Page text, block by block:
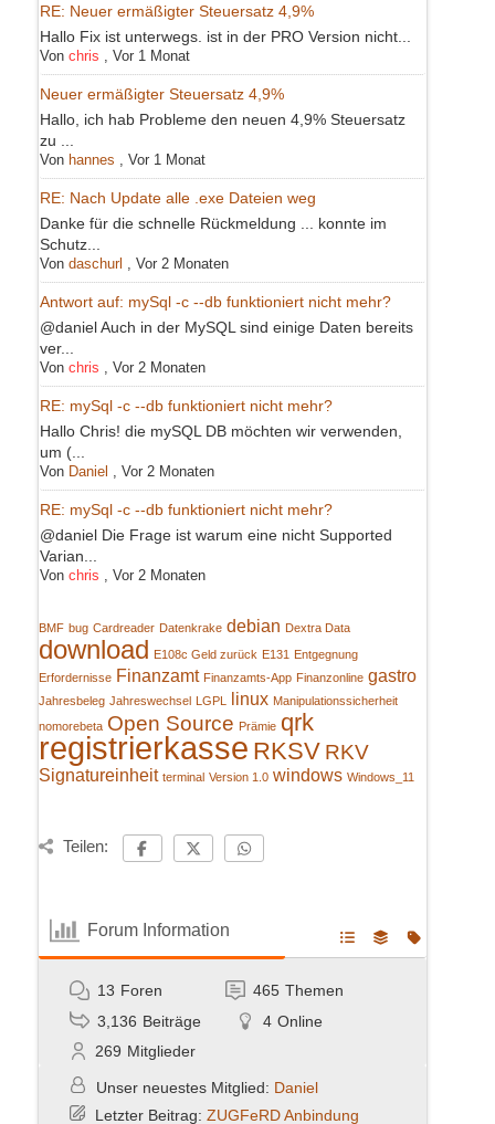
RE: Neuer ermäßigter Steuersatz 4,9%
Hallo Fix ist unterwegs. ist in der PRO Version nicht...
Von chris Vor 1 Monat
Neuer ermäßigter Steuersatz 4,9%
Hallo, ich hab Probleme den neuen 4,9% Steuersatz
zu ...
Von hannes Vor 1 Monat
RE: Nach Update alle .exe Dateien weg
Danke für die schnelle Rückmeldung ... konnte im
Schutz...
Von daschurl Vor 2 Monaten
Antwort auf: mySql -c --db funktioniert nicht mehr?
@daniel Auch in der MySQL sind einige Daten bereits
ver...
Von chris Vor 2 Monaten
RE: mySql -c --db funktioniert nicht mehr?
Hallo Chris! die mySQL DB möchten wir verwenden,
um (...
Von Daniel Vor 2 Monaten
RE: mySql -c --db funktioniert nicht mehr?
@daniel Die Frage ist warum eine nicht Supported
Varian...
Von chris Vor 2 Monaten
BMF bug Cardreader Datenkrake debian Dextra Data
download E108c Geld zurück E131 Entgegnung
Erfordernisse Finanzamt Finanzamts-App Finanzonline gastro
Jahresbeleg Jahreswechsel LGPL linux Manipulationssicherheit
nomorebeta Open Source Prämie qrk
registrierkasse RKSV RKV
Signatureinheit terminal Version 1.0 windows Windows_11
Teilen:
Forum Information
13 Foren 465 Themen
3,136 Beiträge 4 Online
269 Mitglieder
Unser neuestes Mitglied: Daniel
Letzter Beitrag: ZUGFeRD Anbindung